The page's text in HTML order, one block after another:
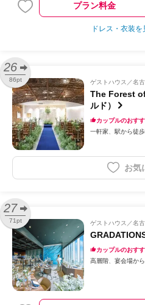
プラン料金
ドレス・衣装を
26
86pt ゲストハウス 名
The Forest
ルド）
カップルのおす
一軒家
駅から徒
お気
27
71pt ゲストハウス 名
カップルのおす
高層階
宴会場か